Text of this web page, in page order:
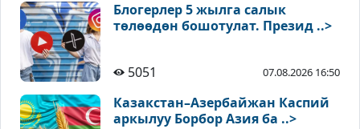
Блогерлер 5 жылга салык
төлөөдөн бошотулат. Презид ..>
5051 07.08.2026 16:50
Казакстан–Азербайжан Каспий
аркылуу Борбор Азия ба ..>